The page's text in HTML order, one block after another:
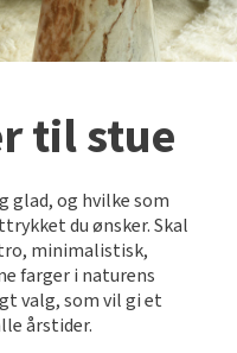
til stue
glad, og hvilke som
du ønsker. Skal
minimalistisk,
farger i naturens
valg, som vil gi et
årstider.